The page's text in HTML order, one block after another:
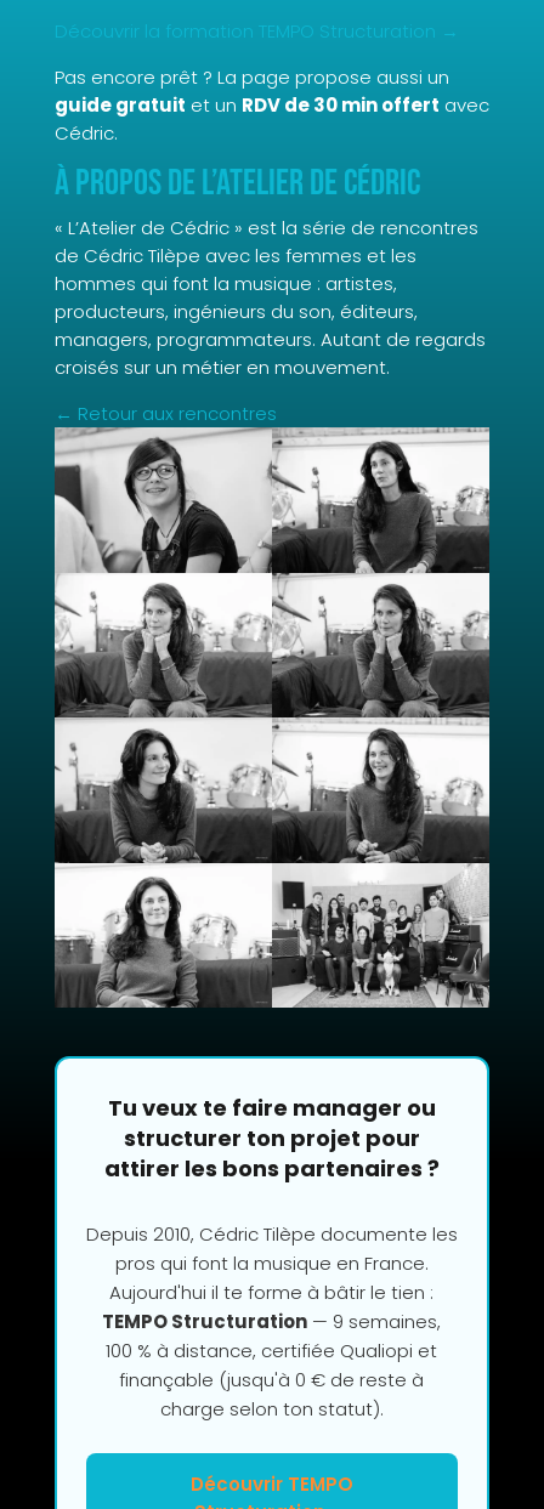
Découvrir la formation TEMPO Structuration →
Pas encore prêt ? La page propose aussi un
guide gratuit et un RDV de 30 min offert avec
Cédric.
À propos de L’Atelier de Cédric
« L’Atelier de Cédric » est la série de rencontres
de Cédric Tilèpe avec les femmes et les
hommes qui font la musique : artistes,
producteurs, ingénieurs du son, éditeurs,
managers, programmateurs. Autant de regards
croisés sur un métier en mouvement.
← Retour aux rencontres
Tu veux te faire manager ou
structurer ton projet pour
attirer les bons partenaires ?
Depuis 2010, Cédric Tilèpe documente les
pros qui font la musique en France.
Aujourd'hui il te forme à bâtir le tien :
TEMPO Structuration — 9 semaines,
100 % à distance, certifiée Qualiopi et
finançable (jusqu'à 0 € de reste à
charge selon ton statut).
Découvrir TEMPO